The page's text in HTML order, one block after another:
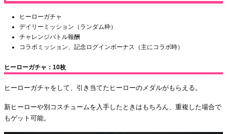
ヒーローガチャ
デイリーミッション（ランダム枠）
チャレンジバトル報酬
コラボミッション、記念ログインボーナス（主にコラボ時）
ヒーローガチャ：10枚
ヒーローガチャをして、引き当てたヒーローのメダルがもらえる。
新ヒーローや別コスチュームを入手したときはもちろん、重複した場合で
もゲット可能。